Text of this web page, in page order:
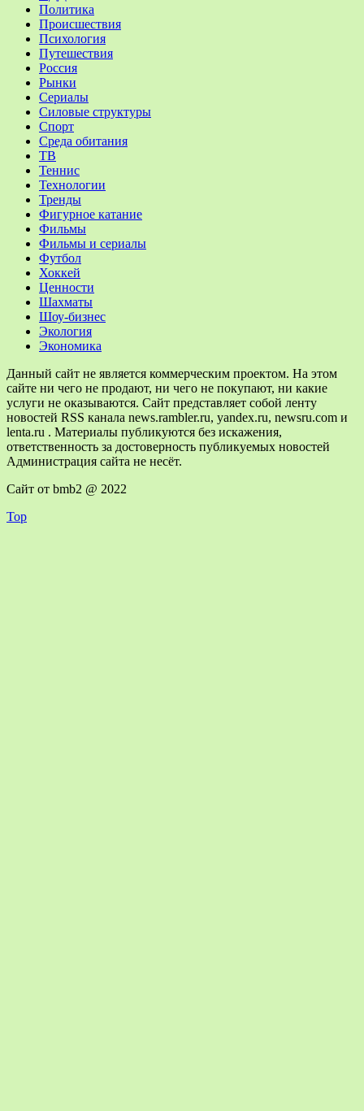
Политика
Происшествия
Психология
Путешествия
Россия
Рынки
Сериалы
Силовые структуры
Спорт
Среда обитания
ТВ
Теннис
Технологии
Тренды
Фигурное катание
Фильмы
Фильмы и сериалы
Футбол
Хоккей
Ценности
Шахматы
Шоу-бизнес
Экология
Экономика
Данный сайт не является коммерческим проектом. На этом
сайте ни чего не продают, ни чего не покупают, ни какие
услуги не оказываются. Сайт представляет собой ленту
новостей RSS канала news.rambler.ru, yandex.ru, newsru.com и
lenta.ru . Материалы публикуются без искажения,
ответственность за достоверность публикуемых новостей
Администрация сайта не несёт.
Сайт от bmb2 @ 2022
Top